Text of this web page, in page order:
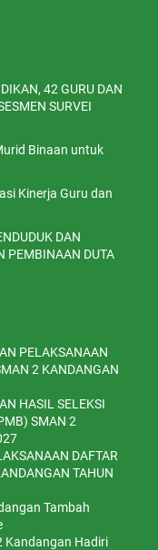
42 GURU DAN
SURVEI
Binaan untuk
Kinerja Guru dan
DAN
PEMBINAAN DUTA
PELAKSANAAN
2 KANDANGAN
HASIL SELEKSI
SMAN 2
DAFTAR
TAHUN
Tambah
Kandangan Hadiri